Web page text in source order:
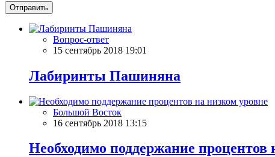
Отправить
Вопрос-ответ
15 сентябрь 2018 19:01
Лабиринты Пашиняна
Большой Восток
16 сентябрь 2018 13:15
Необходимо поддержание процентов